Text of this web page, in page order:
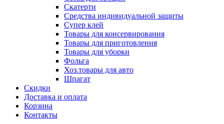
Скатерти
Средства индивидуальной защиты
Супер клей
Товары для консервирования
Товары для приготовления
Товары для уборки
Фольга
Хоз.товары для авто
Шпагат
Скидки
Доставка и оплата
Корзина
Контакты